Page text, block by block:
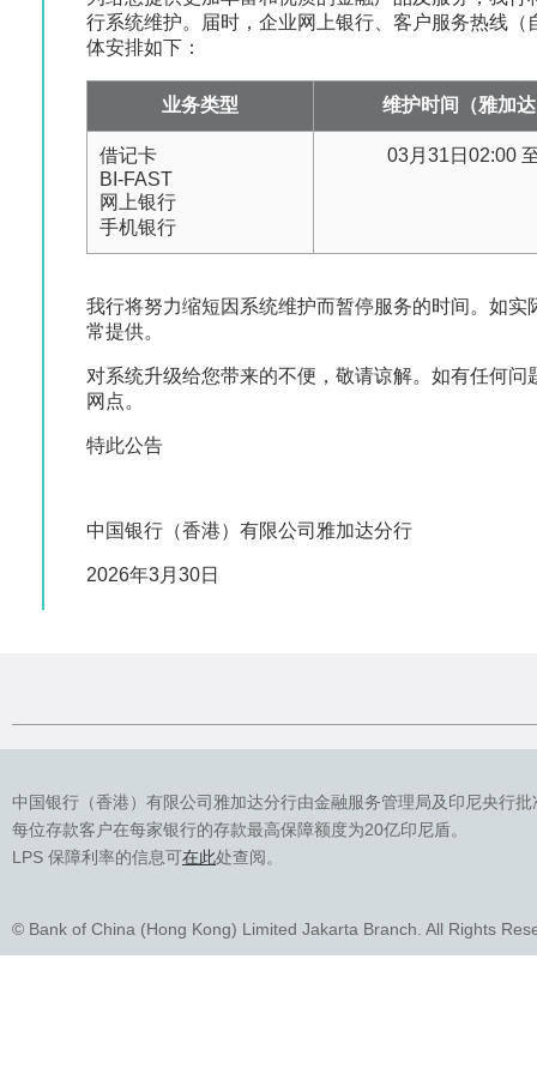
行系统维护。届时，企业网上银行、客户服务热线
体安排如下：
业务类型 维护时间（雅加
借记卡
BI-FAST
网上银行
手机银行
03月31日02:00
我行将努力缩短因系统维护而暂停服务的时间。如
常提供。
对系统升级给您带来的不便，敬请谅解。如有任何
网点。
特此公告
中国银行（香港）有限公司雅加达分行
2026年3月30日
中国银行（香港）有限公司雅加达分行由金融服务管理局及印尼央行
每位存款客户在每家银行的存款最高保障额度为20亿印尼盾。
LPS 保障利率的信息可在此处查阅。
© Bank of China (Hong Kong) Limited Jakarta Branch. All Rights